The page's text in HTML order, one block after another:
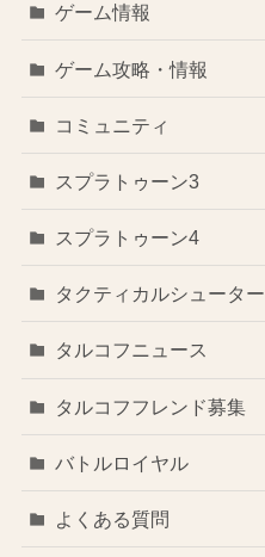
ゲーム情報
ゲーム攻略・情報
コミュニティ
スプラトゥーン3
スプラトゥーン4
タクティカルシューター
タルコフニュース
タルコフフレンド募集
バトルロイヤル
よくある質問